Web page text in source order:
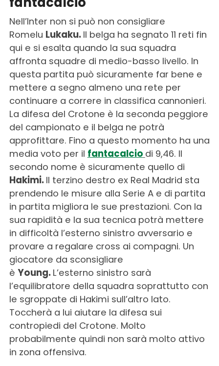
Nell’Inter non si può non consigliare
Romelu Lukaku. Il belga ha segnato 11 reti fin
qui e si esalta quando la sua squadra
affronta squadre di medio-basso livello. In
questa partita può sicuramente far bene e
mettere a segno almeno una rete per
continuare a correre in classifica cannonieri.
La difesa del Crotone è la seconda peggiore
del campionato e il belga ne potrà
approfittare. Fino a questo momento ha una
media voto per il fantacalcio di 9,46. Il
secondo nome è sicuramente quello di
Hakimi. Il terzino destro ex Real Madrid sta
prendendo le misure alla Serie A e di partita
in partita migliora le sue prestazioni. Con la
sua rapidità e la sua tecnica potrà mettere
in difficoltà l’esterno sinistro avversario e
provare a regalare cross ai compagni. Un
giocatore da sconsigliare
è Young. L’esterno sinistro sarà
l’equilibratore della squadra soprattutto con
le sgroppate di Hakimi sull’altro lato.
Toccherà a lui aiutare la difesa sui
contropiedi del Crotone. Molto
probabilmente quindi non sarà molto attivo
in zona offensiva.